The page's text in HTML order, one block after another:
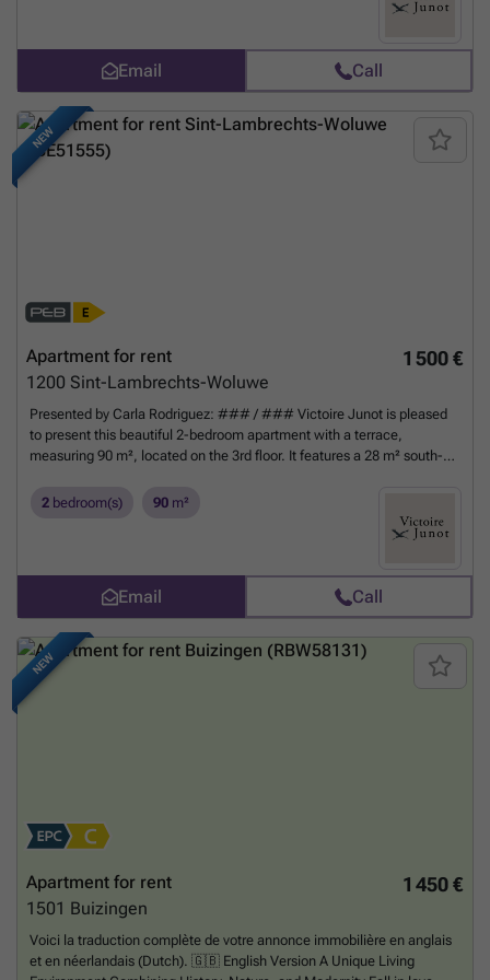
meters, a shower room, a separate toilet, and a terrace of about 12.5
maintenance and utilities of common areas). Available immediately. A
must-see. Discover at Victoire Junot - ### - Tel.: ###Want to
know more?
Email Call
NEW
1 500 €
Apartment for rent
1200 Sint-Lambrechts-Woluwe
Presented by Carla Rodriguez: ### / ### Victoire Junot is pleased
to present this beautiful 2-bedroom apartment with a terrace,
measuring 90 m², located on the 3rd floor. It features a 28 m² south-
a dining area, two bedrooms (16 and 10 m²) with hardwood floors and
built-in closets, a bathroom, a separate toilet, and double-glazed
windows. No elevator. Monthly fees: 150 euros (50 € flat rate for
:Victoire Junot - ### - Tel: ###Want to know more?
2 bedroom(s) 90 m²
Email Call
NEW
1 450 €
Apartment for rent
1501 Buizingen
Voici la traduction complète de votre annonce immobilière en anglais
et en néerlandais (Dutch). 🇬🇧 English Version A Unique Living